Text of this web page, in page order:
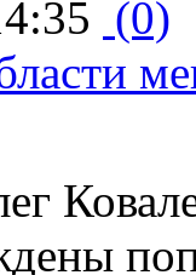
(0)